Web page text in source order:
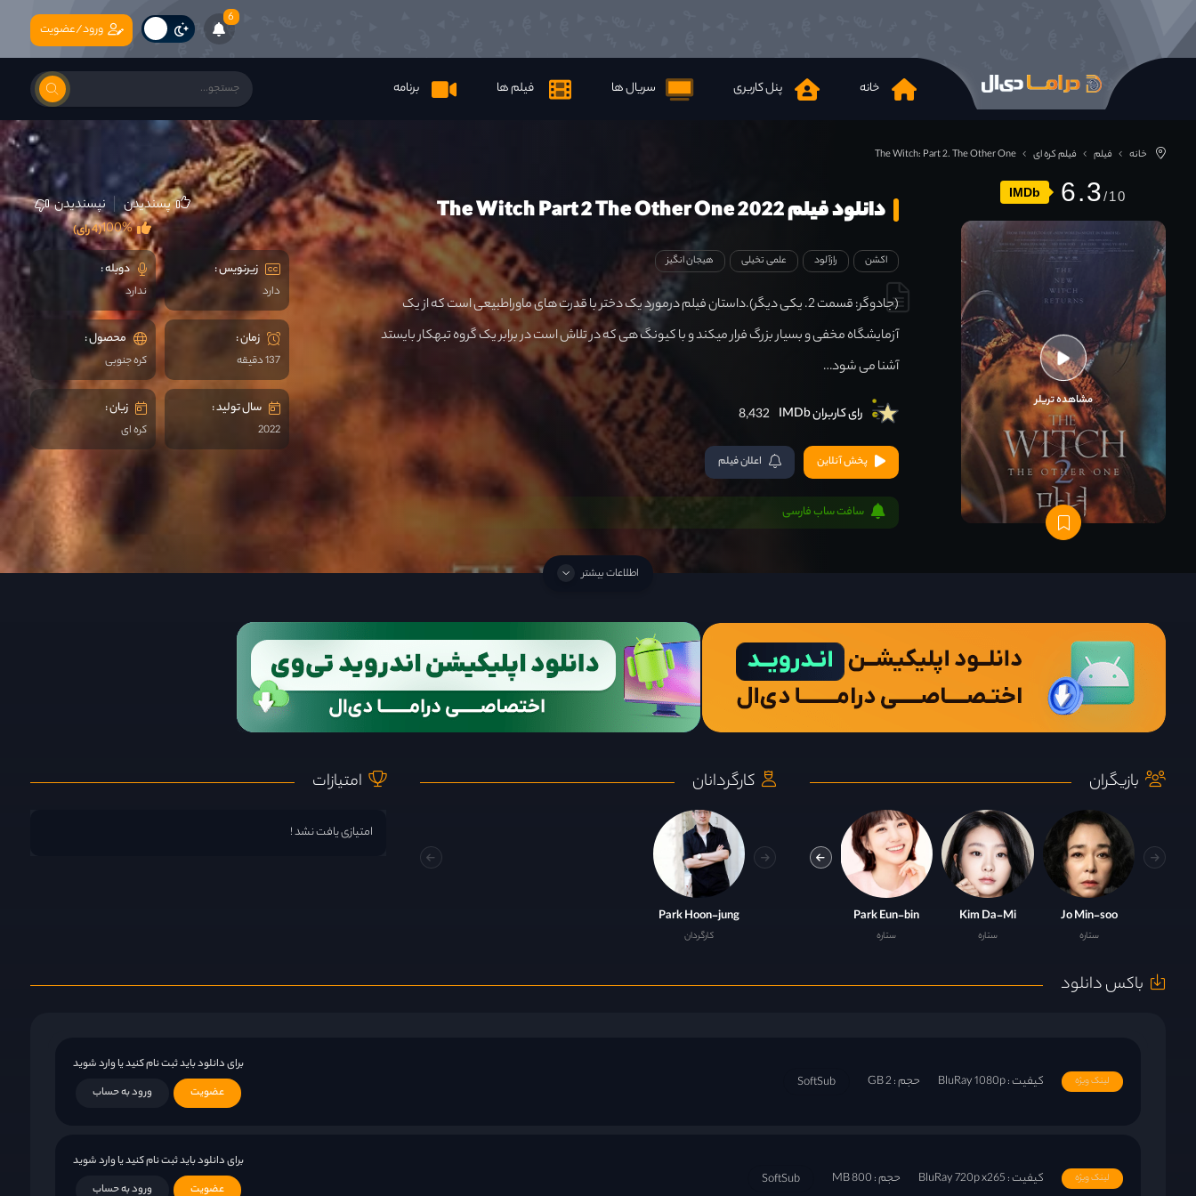
6
خانه پنل کاربری سریال ها فیلم ها برنامه
ورود/عضویت
خانه فیلم فیلم کره ای The Witch: Part 2. The Other One
IMDb 6.3
مشاهده تریلر
دانلود فیلم The Witch Part 2 The Other One 2022 پسندیدن نپسندیدن
(4 رای)100%
اکشن رازآلود علمی تخیلی هیجان انگیز
(جادوگر: قسمت 2. یکی دیگر).داستان فیلم درمورد یک دختر با قدرت های ماوراطبیعی است که از یک
آزمایشگاه مخفی و بسیار بزرگ فرار میکند و با کیونگ هی که در تلاش است در برابر یک گروه تبهکار بایستد
آشنا می شود…
رای کاربران IMDb 8,432
پخش آنلاین اعلان فیلم
سافت ساب فارسی
زیرنویس :
دارد
دوبله :
ندارد
زمان :
137 دقیقه
محصول :
کره جنوبی
سال تولید :
2022
زبان :
کره ای
اطلاعات بیشتر
بازیگران
Jo Min-soo
ستاره
Kim Da-Mi
ستاره
Park Eun-bin
ستاره
کارگردانان
Park Hoon-jung
کارگردان
امتیازات
امتیازی یافت نشد !
باکس دانلود
لینک ویژه کیفیت : BluRay 1080p حجم : 2 GB SoftSub
برای دانلود باید ثبت نام کنید یا وارد شوید
عضویت
ورود به حساب
لینک ویژه کیفیت : BluRay 720p x265 حجم : 800 MB SoftSub
برای دانلود باید ثبت نام کنید یا وارد شوید
عضویت
ورود به حساب